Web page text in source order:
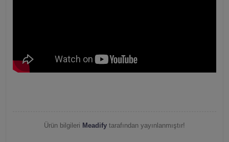
Ürün bilgileri Meadify tarafından yayınlanmıştır!